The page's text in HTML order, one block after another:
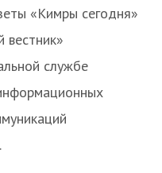
«Кимры сегодня»
вестник»
службе